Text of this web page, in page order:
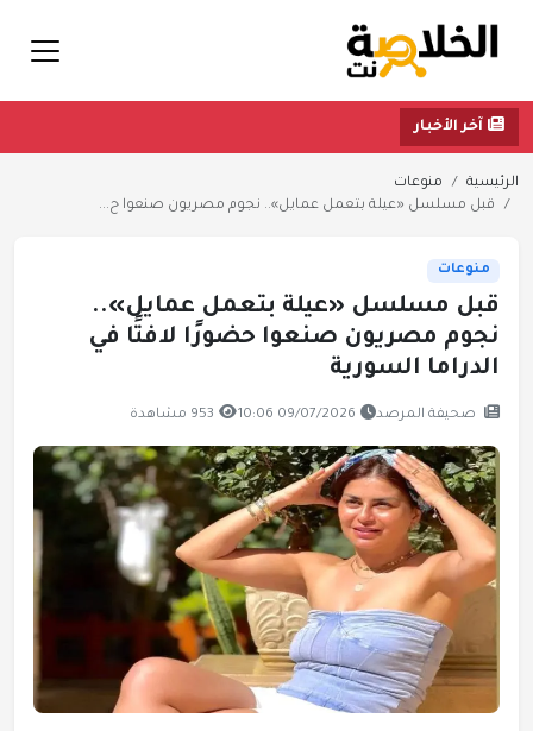
آخر الأخبار
الرئيسية
منوعات
قبل مسلسل «عيلة بتعمل عمايل».. نجوم مصريون صنعوا ح...
منوعات
قبل مسلسل «عيلة بتعمل عمايل»..
نجوم مصريون صنعوا حضورًا لافتًا في
الدراما السورية
صحيفة المرصد 09/07/2026 10:06 953 مشاهدة